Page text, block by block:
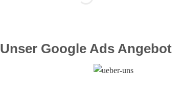
Unser Google Ads Angebot